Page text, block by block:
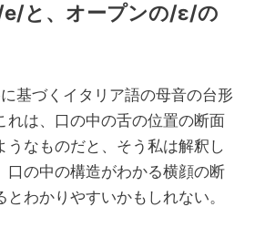
と、オープンの/ɛ/の
基づくイタリア語の母音の台形
れは、口の中の舌の位置の断面
うなものだと、そう私は解釈し
口の中の構造がわかる横顔の断
わかりやすいかもしれない。